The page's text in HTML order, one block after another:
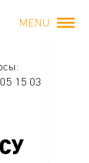
MENU
15 03